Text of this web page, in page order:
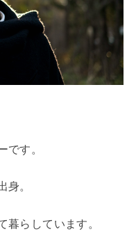
です。
身。
暮らしています。